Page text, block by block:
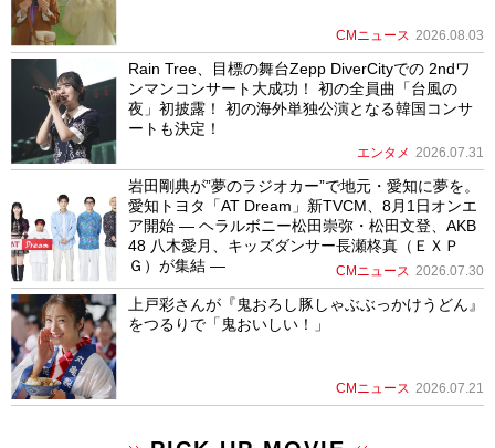
CMニュース 2026.08.03
Rain Tree、目標の舞台Zepp DiverCityでの 2ndワ
ンマンコンサート大成功！ 初の全員曲「台風の
夜」初披露！ 初の海外単独公演となる韓国コンサ
ートも決定！
エンタメ 2026.07.31
岩田剛典が”夢のラジオカー”で地元・愛知に夢を。
愛知トヨタ「AT Dream」新TVCM、8月1日オンエ
ア開始 ― ヘラルボニー松田崇弥・松田文登、AKB
48 八木愛月、キッズダンサー長瀬柊真（ＥＸＰ
Ｇ）が集結 ―
CMニュース 2026.07.30
上戸彩さんが『鬼おろし豚しゃぶぶっかけうどん』
をつるりで「鬼おいしい！」
CMニュース 2026.07.21